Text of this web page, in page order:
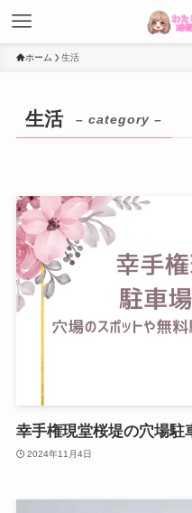
ホーム 生活
生活 – category –
幸手権現堂桜堤の穴場駐
2024年11月4日